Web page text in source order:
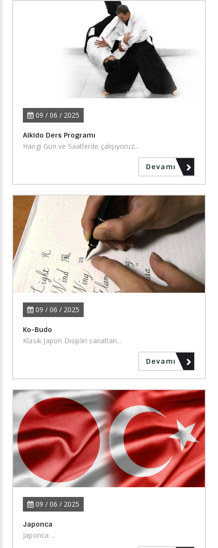
09 / 06 / 2025
Aikido Ders Programı
Hangi Gün ve Saatlerde çalışıyoruz...
Devamı
09 / 06 / 2025
Ko-Budo
Klasik Japon Disiplin sanatları...
Devamı
09 / 06 / 2025
Japonca
Japonca ...